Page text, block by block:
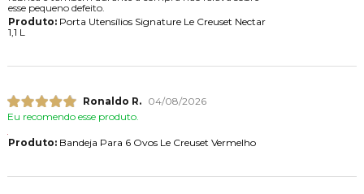
esse pequeno defeito.
Produto:Porta Utensílios Signature Le Creuset Nectar
1,1 L
Ronaldo R.
04/08/2026
Eu recomendo esse produto.
Produto:Bandeja Para 6 Ovos Le Creuset Vermelho